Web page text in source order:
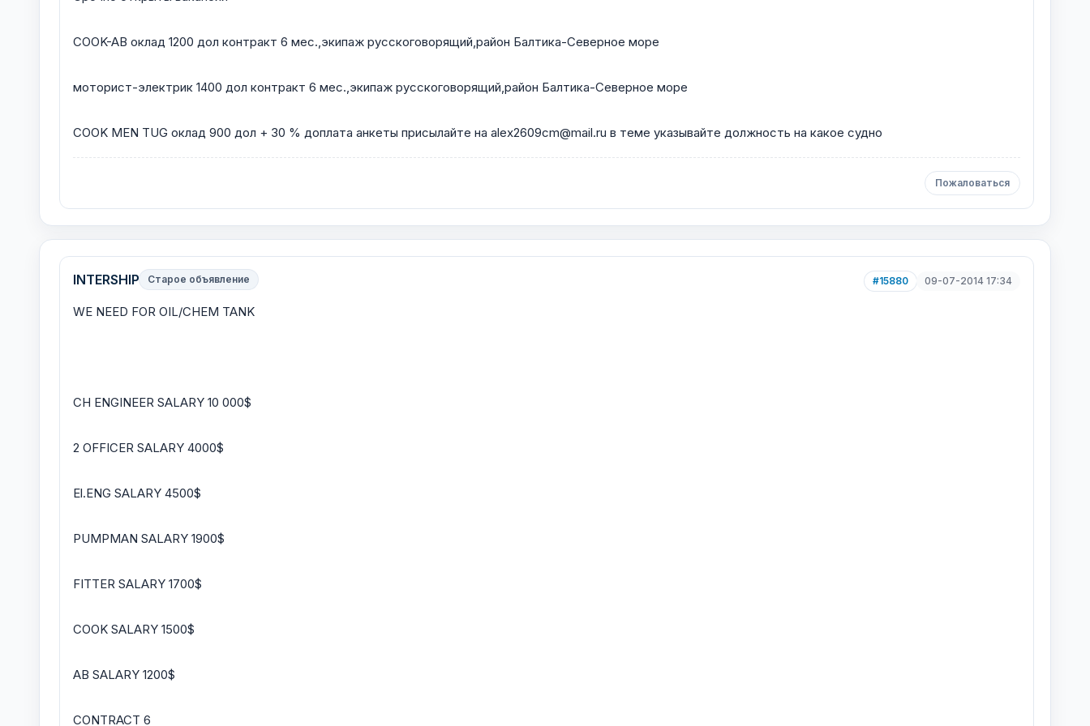
COOK-AB оклад 1200 дол контракт 6 мес.,экипаж русскоговорящий,район Балтика-Северное море
моторист-электрик 1400 дол контракт 6 мес.,экипаж русскоговорящий,район Балтика-Северное море
COOK MEN TUG оклад 900 дол + 30 % доплата анкеты присылайте на alex2609cm@mail.ru в теме указывайте должность на какое судно
Пожаловаться
INTERSHIP Старое объявление #15880 09-07-2014 17:34
WE NEED FOR OIL/CHEM TANK
CH ENGINEER SALARY 10 000$
2 OFFICER SALARY 4000$
El.ENG SALARY 4500$
PUMPMAN SALARY 1900$
FITTER SALARY 1700$
COOK SALARY 1500$
AB SALARY 1200$
CONTRACT 6